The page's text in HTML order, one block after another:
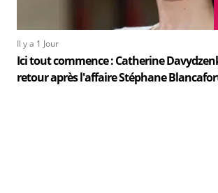
Il y a 1 Jour
Ici tout commence : Catherine
retour après l'affaire Stéphane